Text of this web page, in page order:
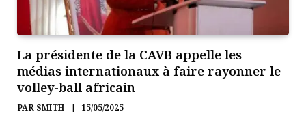
La présidente de la CAVB appelle les
médias internationaux à faire rayonner le
volley-ball africain
PAR SMITH 15/05/2025